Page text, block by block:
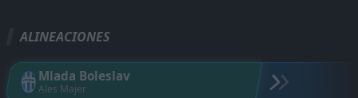
ALINEACIONES
Mlada Boleslav
Ales Majer